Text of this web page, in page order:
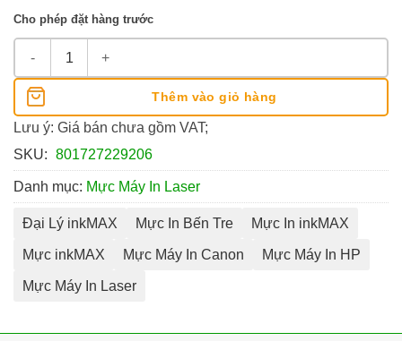
Cho phép đặt hàng trước
Mực inkMAX 206A số lượng
Thêm vào giỏ hàng
Lưu ý: Giá bán chưa gồm VAT;
SKU: 801727229206
Danh mục: Mực Máy In Laser
Đại Lý inkMAX Mực In Bến Tre Mực In inkMAX
Mực inkMAX Mực Máy In Canon Mực Máy In HP
Mực Máy In Laser